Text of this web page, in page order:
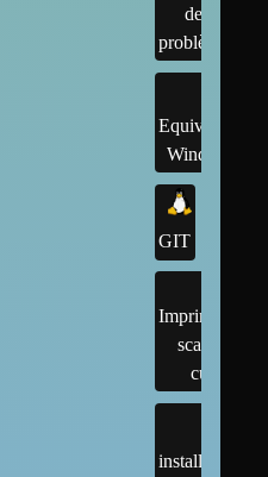
de
problème
Equivalents
Windows
GIT
Imprimantes,
scanner,
cups
installation